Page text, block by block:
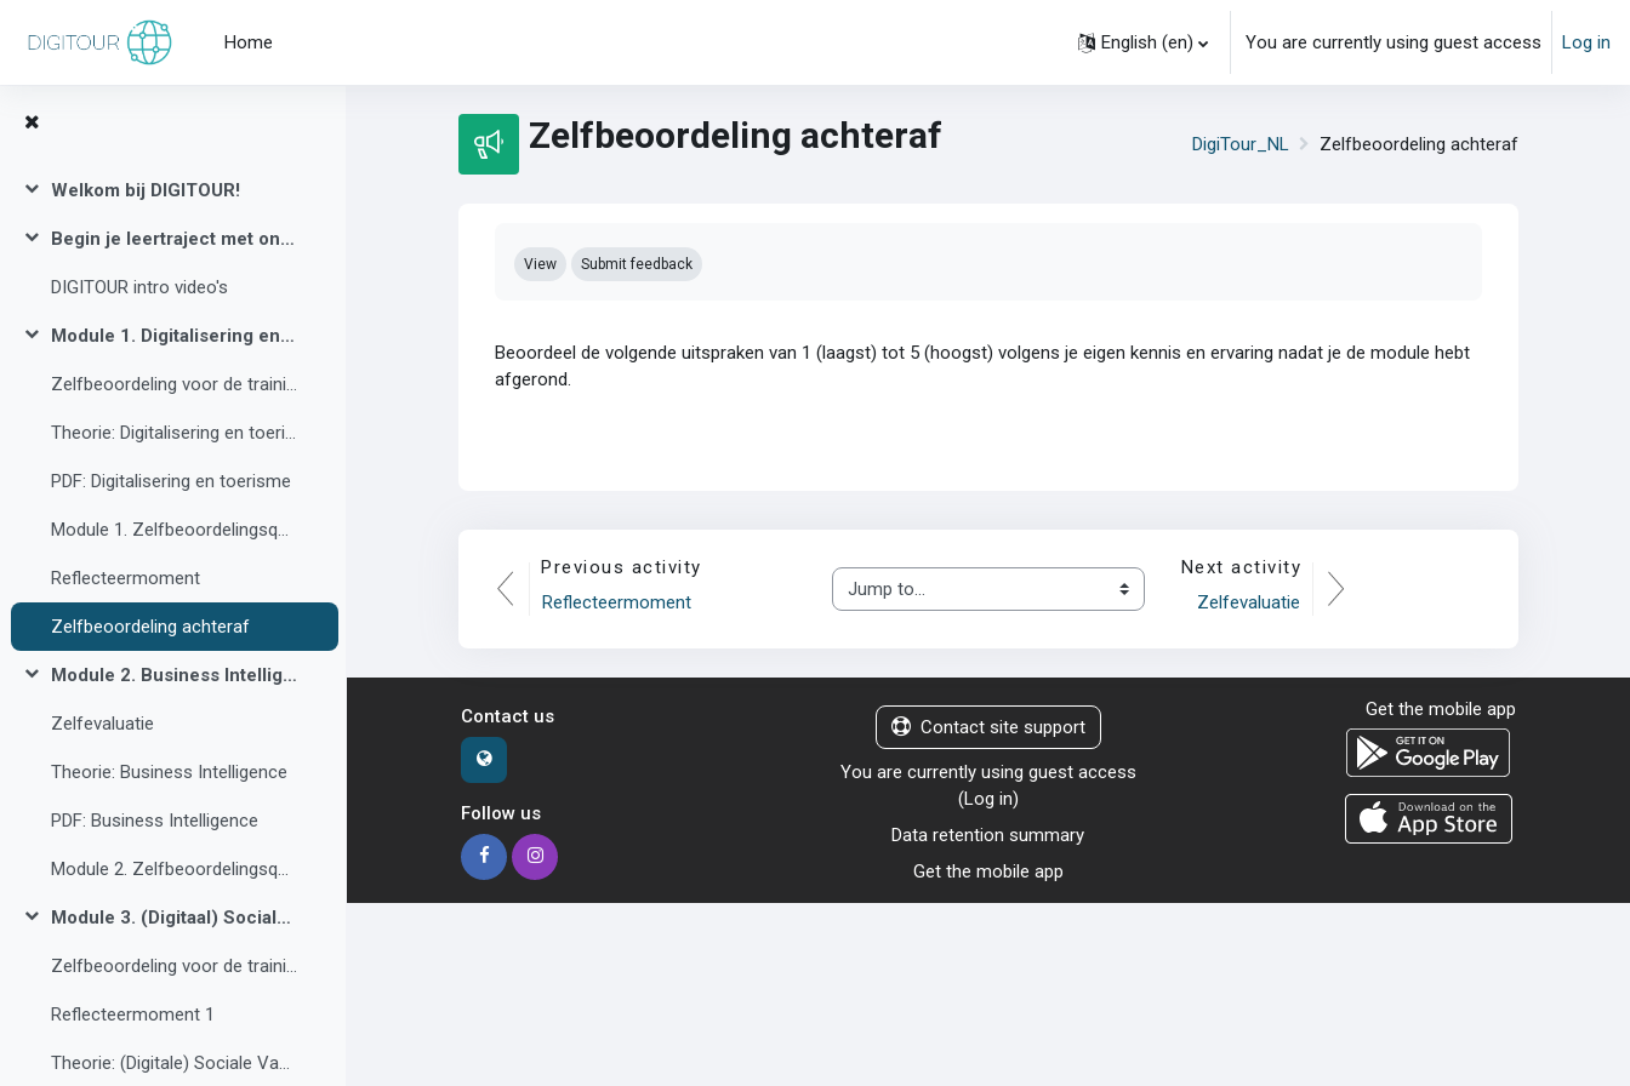
Home
English ‎(en)‎ You are currently using guest access Log in
Collapse
Welkom bij DIGITOUR!
Collapse
Begin je leertraject met onze introvideo's!
DIGITOUR intro video's
Collapse
Module 1. Digitalisering en toerisme
Zelfbeoordeling voor de training
Theorie: Digitalisering en toerisme
PDF: Digitalisering en toerisme
Module 1. Zelfbeoordelingsquiz
Reflecteermoment
Zelfbeoordeling achteraf
Collapse
Module 2. Business Intelligence
Zelfevaluatie
Theorie: Business Intelligence
PDF: Business Intelligence
Module 2. Zelfbeoordelingsquiz
Collapse
Module 3. (Digitaal) Sociale vaardigheden
Zelfbeoordeling voor de training
Reflecteermoment 1
Theorie: (Digitale) Sociale Vaardigheden
Zelfbeoordeling achteraf DigiTour_NL Zelfbeoordeling achteraf
View Submit feedback
Beoordeel de volgende uitspraken van 1 (laagst) tot 5 (hoogst) volgens je eigen kennis en ervaring nadat je de module hebt
afgerond.
Previous activity
Reflecteermoment
Jump to...
Next activity
Zelfevaluatie
Contact us
Follow us
Contact site support
You are currently using guest access
(Log in)
Data retention summary
Get the mobile app
Get the mobile app